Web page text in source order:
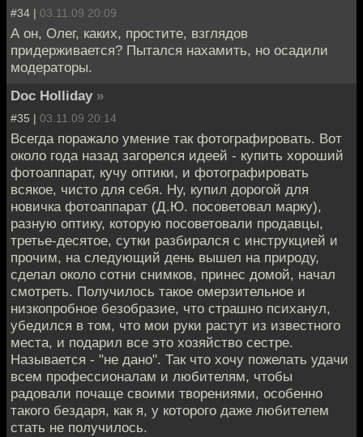
#34 | 03.11.09 20:09
А он, Олег, каких, простите, взглядов
придерживается? Пытался нахамить, но осадили
модераторы.
Doc Holliday »
#35 | 03.11.09 20:14
Всегда поражало умение так фотографировать. Вот
около года назад загорелся идеей - купить хороший
фотоаппарат, кучу оптики, и фотографировать
всякое, чисто для себя. Ну, купил дорогой для
новичка фотоаппарат (Д.Ю. посоветовал марку),
разную оптику, которую посоветовали продавцы,
третье-десятое, сутки разбирался с инструкцией и
прочим, на следующий день вышел на природу,
сделал около сотни снимков, принес домой, начал
смотреть. Получилось такое омерзительное и
низкопробное безобразие, что страшно психанул,
убедился в том, что мои руки растут из известного
места, и подарил все это хозяйство сестре.
Называется - "не дано". Так что хочу пожелать удачи
всем профессионалам и любителям, чтобы
радовали почаще своими творениями, особенно
такого бездаря, как я, у которого даже любителем
стать не получилось.